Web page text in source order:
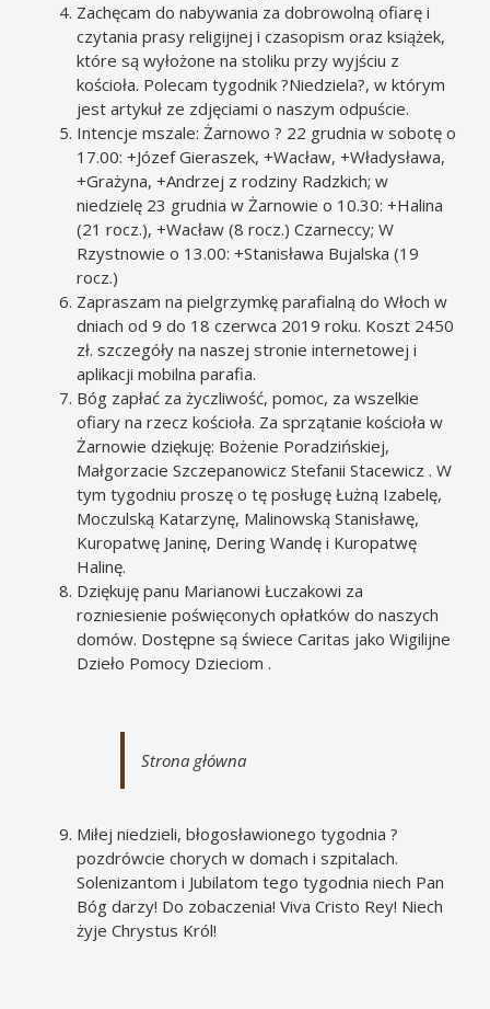
Zachęcam do nabywania za dobrowolną ofiarę i
czytania prasy religijnej i czasopism oraz książek,
które są wyłożone na stoliku przy wyjściu z
kościoła. Polecam tygodnik ?Niedziela?, w którym
jest artykuł ze zdjęciami o naszym odpuście.
Intencje mszale: Żarnowo ? 22 grudnia w sobotę o
17.00: +Józef Gieraszek, +Wacław, +Władysława,
+Grażyna, +Andrzej z rodziny Radzkich; w
niedzielę 23 grudnia w Żarnowie o 10.30: +Halina
(21 rocz.), +Wacław (8 rocz.) Czarneccy; W
Rzystnowie o 13.00: +Stanisława Bujalska (19
rocz.)
Zapraszam na pielgrzymkę parafialną do Włoch w
dniach od 9 do 18 czerwca 2019 roku. Koszt 2450
zł. szczegóły na naszej stronie internetowej i
aplikacji mobilna parafia.
Bóg zapłać za życzliwość, pomoc, za wszelkie
ofiary na rzecz kościoła. Za sprzątanie kościoła w
Żarnowie dziękuję: Bożenie Poradzińskiej,
Małgorzacie Szczepanowicz Stefanii Stacewicz . W
tym tygodniu proszę o tę posługę Łużną Izabelę,
Moczulską Katarzynę, Malinowską Stanisławę,
Kuropatwę Janinę, Dering Wandę i Kuropatwę
Halinę.
Dziękuję panu Marianowi Łuczakowi za
rozniesienie poświęconych opłatków do naszych
domów. Dostępne są świece Caritas jako Wigilijne
Dzieło Pomocy Dzieciom .
Strona główna
Miłej niedzieli, błogosławionego tygodnia ?
pozdrówcie chorych w domach i szpitalach.
Solenizantom i Jubilatom tego tygodnia niech Pan
Bóg darzy! Do zobaczenia! Viva Cristo Rey! Niech
żyje Chrystus Król!